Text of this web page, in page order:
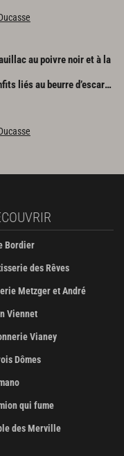
au poivre noir et à la
broche, légumes confits liés au beurre d’escargot, vrai jus
Bordier
des Rêves
Metzger et André
Viennet
Vianey
Dômes
qui fume
des Merville